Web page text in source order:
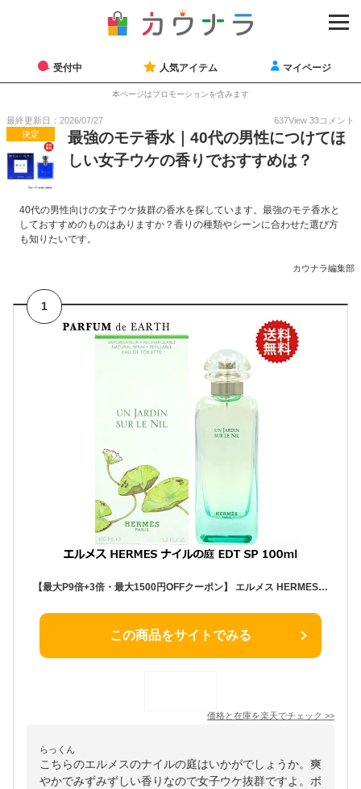
受付中 人気アイテム マイページ
本ページはプロモーションを含みます
最終更新日：2026/07/27 637View 33コメント
決定
最強のモテ香水｜40代の男性につけてほ
しい女子ウケの香りでおすすめは？
40代の男性向けの女子ウケ抜群の香水を探しています。最強のモテ香水と
しておすすめのものはありますか？香りの種類やシーンに合わせた選び方
も知りたいです。
カウナラ編集部
1
【最大P9倍+3倍・最大1500円OFFクーポン】 エルメス HERMES ナイルの庭 EDT SP 100ml【当日発送_14時まで】【香水 メンズ レディース】【EARTH】【人気 ブランド ギフト 誕生日 プレゼント】【寝香水】
この商品をサイトでみる
価格と在庫を楽天でチェック >>
らっくん
こちらのエルメスのナイルの庭はいかがでしょうか。爽
やかでみずみずしい香りなので女子ウケ抜群ですよ。ボ